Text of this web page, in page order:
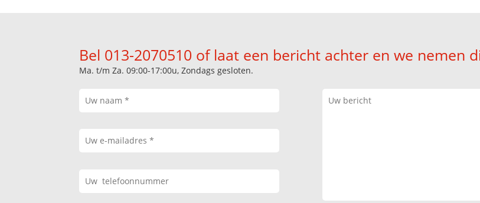
Bel 013-2070510 of laat een bericht achter en we nemen
Ma. t/m Za. 09:00-17:00u, Zondags gesloten.